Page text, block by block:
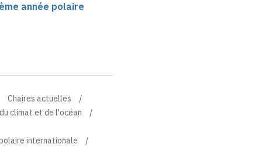
année polaire
Chaires actuelles
climat et de l'océan
internationale